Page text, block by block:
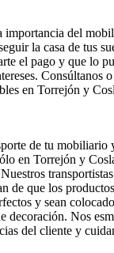
importancia del
la casa de tus
el pago y que lo
Consúltanos
en Torrejón y
de tu mobiliario
en Torrejón y
de que los
y sean
decoración. Nos
del cliente y